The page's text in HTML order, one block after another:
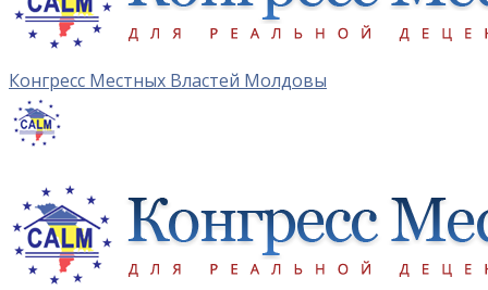
Конгресс Местных Властей Молдовы